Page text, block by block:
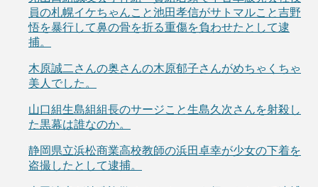
員の札幌イケちゃんこと池田孝信がサトマルこと吉野
悟を暴行して鼻の骨を折る重傷を負わせたとして逮
捕。
木原誠二さんの奥さんの木原郁子さんがめちゃくちゃ
美人でした。
山口組生島組組長のサージこと生島久次さんを射殺し
た黒幕は誰なのか。
静岡県立浜松商業高校教師の浜田卓幸が少女の下着を
盗撮したとして逮捕。